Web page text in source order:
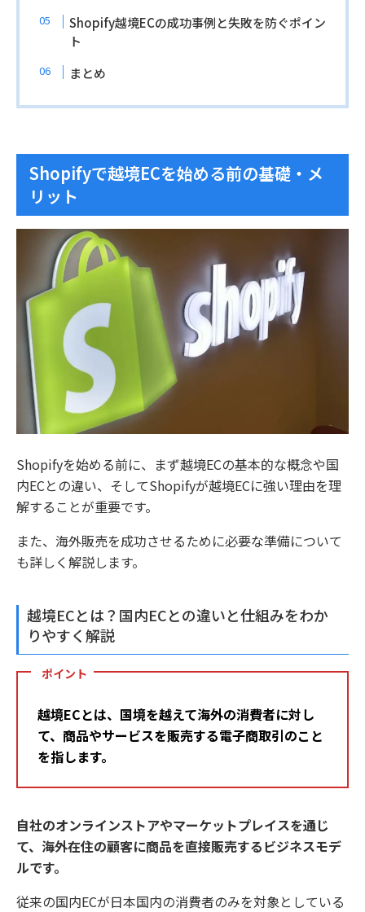
Shopify越境ECの成功事例と失敗を防ぐポイン
ト
まとめ
Shopifyで越境ECを始める前の基礎・メ
リット
Shopifyを始める前に、まず越境ECの基本的な概念や国
内ECとの違い、そしてShopifyが越境ECに強い理由を理
解することが重要です。
また、海外販売を成功させるために必要な準備について
も詳しく解説します。
越境ECとは？国内ECとの違いと仕組みをわか
りやすく解説
ポイント
越境ECとは、国境を越えて海外の消費者に対し
て、商品やサービスを販売する電子商取引のこと
を指します。
自社のオンラインストアやマーケットプレイスを通じ
て、海外在住の顧客に商品を直接販売するビジネスモデ
ルです。
従来の国内ECが日本国内の消費者のみを対象としている